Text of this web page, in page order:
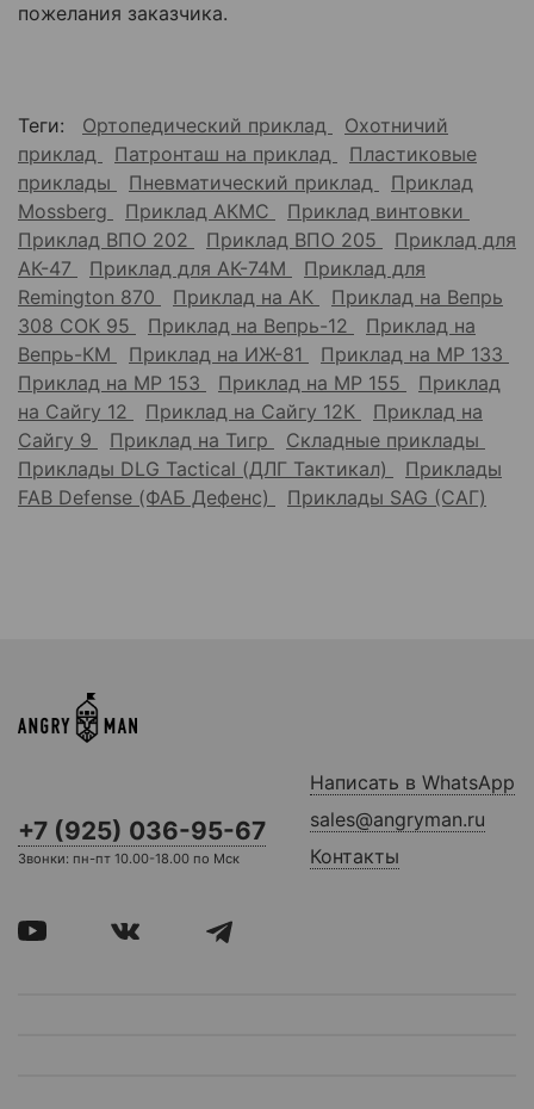
пожелания заказчика.
Теги: Ортопедический приклад
Охотничий
приклад
Патронташ на приклад
Пластиковые
приклады
Пневматический приклад
Приклад
Mossberg
Приклад АКМС
Приклад винтовки
Приклад ВПО 202
Приклад ВПО 205
Приклад для
АК-47
Приклад для АК-74М
Приклад для
Remington 870
Приклад на АК
Приклад на Вепрь
308 СОК 95
Приклад на Вепрь-12
Приклад на
Вепрь-КМ
Приклад на ИЖ-81
Приклад на МР 133
Приклад на МР 153
Приклад на МР 155
Приклад
на Сайгу 12
Приклад на Сайгу 12К
Приклад на
Сайгу 9
Приклад на Тигр
Складные приклады
Приклады DLG Tactical (ДЛГ Тактикал)
Приклады
FAB Defense (ФАБ Дефенс)
Приклады SAG (САГ)
+7 (925) 036-95-67
Звонки: пн-пт 10.00-18.00 по Мск
Написать в WhatsApp
sales@angryman.ru
Контакты